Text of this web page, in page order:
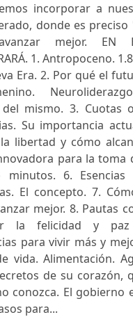
incorporar a
donde es
mejor. EN
1. Antropoceno.
Era. 2. Por qué el
del mismo. 3. Cuotas
Su importancia
libertad y cómo
para la toma
minutos. 6. Esencias
El concepto. 7.
mejor. 8. Pautas
la felicidad y
para vivir más y
vida. Alimentación.
de su corazón,
conozca. El gobierno
para...